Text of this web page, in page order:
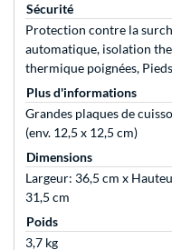
Sécurité
Protection contre la
automatique, isolation
thermique poignées,
Plus d'informations
Grandes plaques de
(env. 12,5 x 12,5 cm)
Dimensions
Largeur: 36,5 cm x
31,5 cm
Poids
3,7 kg